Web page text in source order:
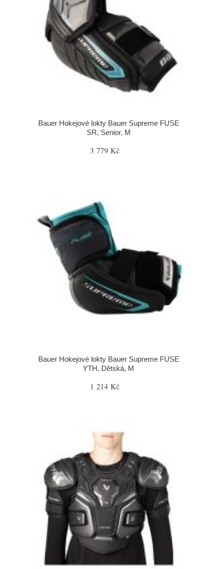
Bauer Hokejové lokty Bauer Supreme FUSE
SR, Senior, M
3 779 Kč
Bauer Hokejové lokty Bauer Supreme FUSE
YTH, Dětská, M
1 214 Kč